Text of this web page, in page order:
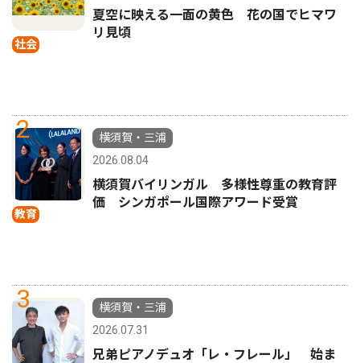
社会
夏空に映える一面の黄色 花の国でヒマワ
リ見頃
2
教育
横須賀・三浦
2026.08.04
横須賀バイリンガル 多様性尊重の教育評
価 シンガポール国際アワード受賞
3
横須賀・三浦
2026.07.31
兄弟ピアノデュオ「レ・フレール」 始ま